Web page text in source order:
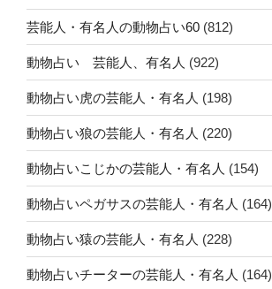
芸能人・有名人の動物占い60 (812)
動物占い 芸能人、有名人 (922)
動物占い虎の芸能人・有名人 (198)
動物占い狼の芸能人・有名人 (220)
動物占いこじかの芸能人・有名人 (154)
動物占いペガサスの芸能人・有名人 (164)
動物占い猿の芸能人・有名人 (228)
動物占いチーターの芸能人・有名人 (164)